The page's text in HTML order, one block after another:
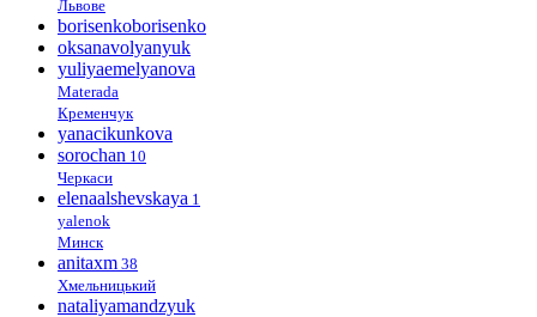
Львове
borisenkoborisenko
oksanavolyanyuk
yuliyaemelyanova
Materada
Кременчук
yanacikunkova
sorochan 10
Черкаси
elenaalshevskaya 1
yalenok
Минск
anitaxm 38
Хмельницький
nataliyamandzyuk